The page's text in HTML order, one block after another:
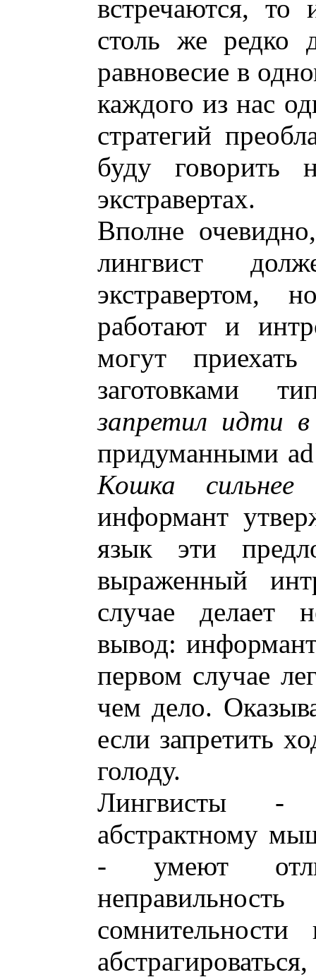
встречаются, то
столь же редко
равновесие в
каждого из нас
стратегий
буду говорить
экстравертах.
Вполне
лингвист
экстравертом,
работают и
могут
заготовками
запретил идти в
придуманными
Кошка сильнее
информант
язык эти
выраженный
случае делает
вывод:
первом случае
чем дело.
если запретить
голоду.
Лингвисты -
абстрактному
- умеют